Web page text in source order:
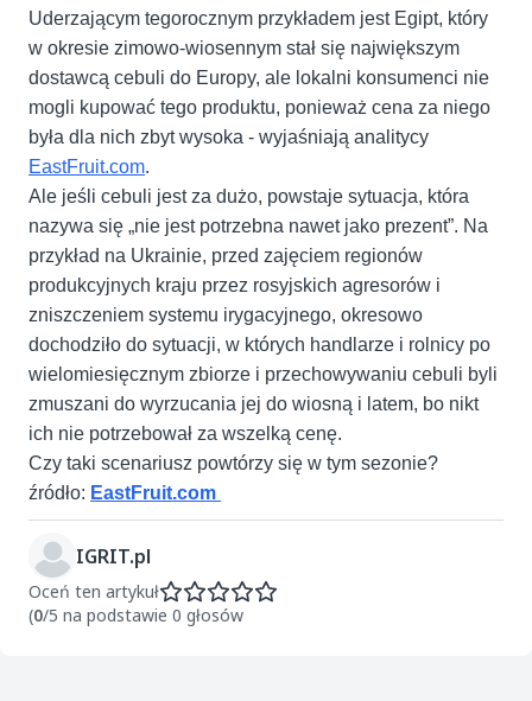
Uderzającym tegorocznym przykładem jest Egipt, który
w okresie zimowo-wiosennym stał się największym
dostawcą cebuli do Europy, ale lokalni konsumenci nie
mogli kupować tego produktu, ponieważ cena za niego
była dla nich zbyt wysoka - wyjaśniają analitycy
EastFruit.com.
Ale jeśli cebuli jest za dużo, powstaje sytuacja, która
nazywa się „nie jest potrzebna nawet jako prezent”. Na
przykład na Ukrainie, przed zajęciem regionów
produkcyjnych kraju przez rosyjskich agresorów i
zniszczeniem systemu irygacyjnego, okresowo
dochodziło do sytuacji, w których handlarze i rolnicy po
wielomiesięcznym zbiorze i przechowywaniu cebuli byli
zmuszani do wyrzucania jej do wiosną i latem, bo nikt
ich nie potrzebował za wszelką cenę.
Czy taki scenariusz powtórzy się w tym sezonie?
źródło: EastFruit.com
IGRIT.pl
Oceń ten artykuł
(0/5 na podstawie 0 głosów